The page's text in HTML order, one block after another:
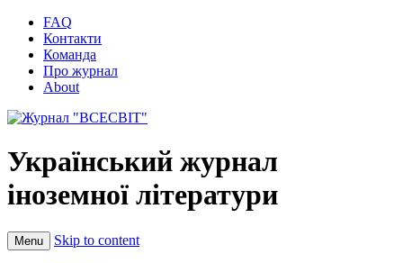
FAQ
Контакти
Команда
Про журнал
About
Український журнал
іноземної літератури
Menu Skip to content